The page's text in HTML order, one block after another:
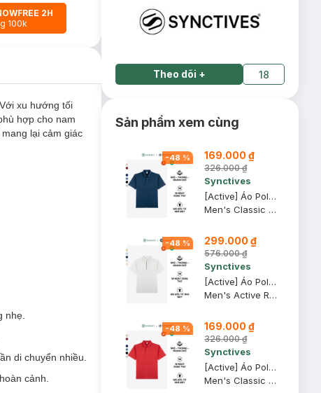
2H
100k
xu hướng tối
hợp cho nam
lại cảm giác
nhẹ.
di chuyển nhiều.
cảnh.
Theo dõi + 18
Sản phẩm xem cùng
-48 % 169.000 ₫
326.000 ₫
Synctives
[Active] Áo Polo Nam Synctives Classic Fit, Xanh Đen, S - CMPO0013
Men's Classic Fit Polo Shirt
-48 % 299.000 ₫
576.000 ₫
Synctives
[Active] Áo Polo Nam Synctives Regular Fit, Xám Nhạt, XL - SMPO0009
Men's Active Regular Fit Polo Shirt
-48 % 169.000 ₫
326.000 ₫
Synctives
[Active] Áo Polo Nam Synctives Classic Fit, Đỏ Rượu, XL - CMPO0013
Men's Classic Fit Polo Shirt